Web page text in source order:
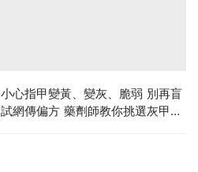
小心指甲變黃、變灰、脆弱 別再盲
試網傳偏方 藥劑師教你挑選灰甲產